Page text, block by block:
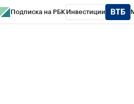
Подписка на РБК Инвестиции